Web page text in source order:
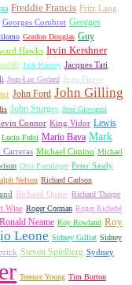
Freddie Francis Fritz Lang
Georges Combret Georges
Gordon Douglas Guy
Hawks Irvin Kershner
Jack Kinney Jacques Tati
Jean-Luc Godard
Jean-Pierre
John Ford John Gilling
John Sturges José Giovanni
Connor King Vidor Lewis
Lucio Fulci Mario Bava Mark
Michael Cimino Michael
Otto Preminger Peter Sasdy
Nelson Richard Carlson
Richard Quine Richard Thorpe
Wise Roger Corman Roger Richebé
Ronald Neame Roy Rowland Roy
Leone Sidney Gilliat Sidney
Steven Spielberg Sydney
Terence Young Tim Burton